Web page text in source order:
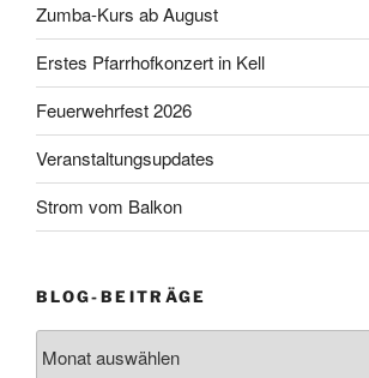
Zumba-Kurs ab August
Erstes Pfarrhofkonzert in Kell
Feuerwehrfest 2026
Veranstaltungsupdates
Strom vom Balkon
BLOG-BEITRÄGE